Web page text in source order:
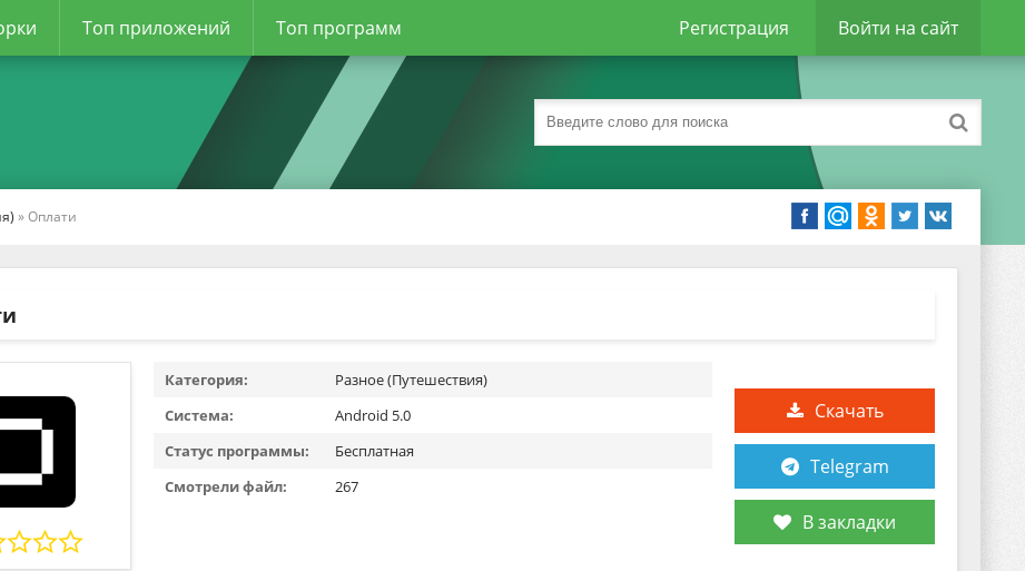
Топ приложений Топ программ Регистрация Войти на сайт
» Оплати
Скачать
Telegram
В закладки
Категория:
Разное (Путешествия)
Система:
Android 5.0
Статус программы:
Бесплатная
Смотрели файл:
267